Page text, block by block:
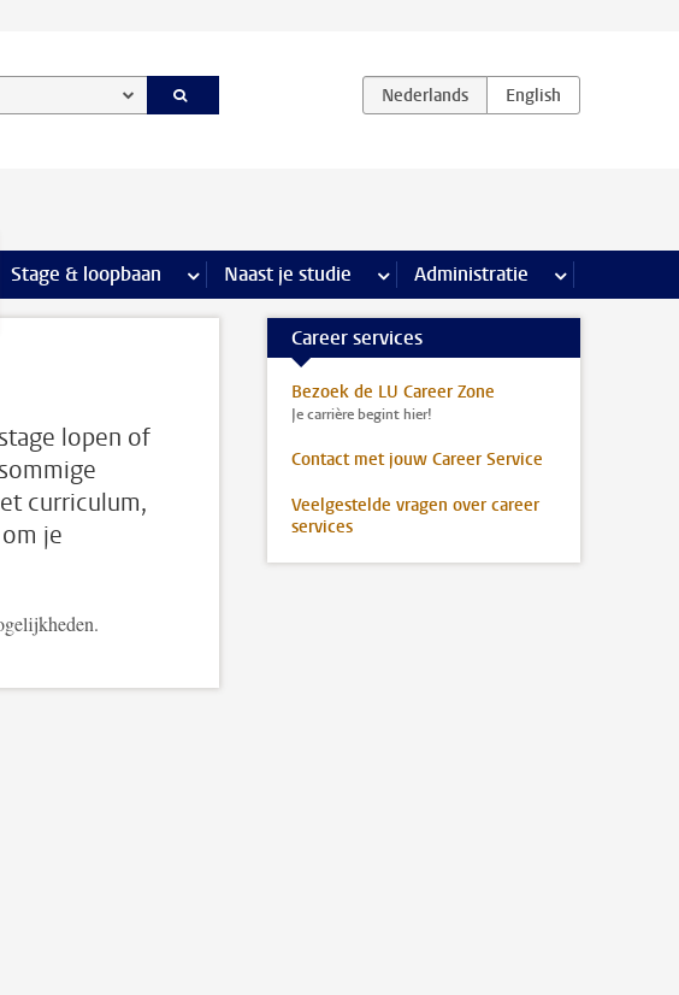
Extra studieactiviteiten pagina’s
Stage & loopbaan meer Stage & loopbaan pagina’s
Naast je studie meer Naast je studie pagina’s
Administratie meer
lopen of
curriculum,
je
Career services
Bezoek de LU Career Zone
Je carrière begint hier!
Contact met jouw Career Service
Veelgestelde vragen over career
services